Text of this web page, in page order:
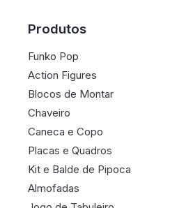
Produtos
Funko Pop
Action Figures
Blocos de Montar
Chaveiro
Caneca e Copo
Placas e Quadros
Kit e Balde de Pipoca
Almofadas